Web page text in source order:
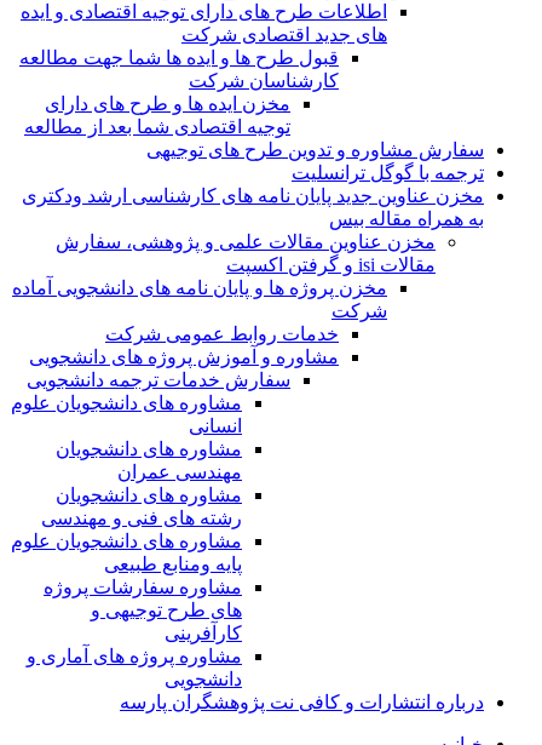
اطلاعات طرح های دارای توجیه اقتصادی و ایده
های جدید اقتصادی شرکت
قبول طرح ها و ایده ها شما جهت مطالعه
کارشناسان شرکت
مخزن ایده ها و طرح های دارای
توجیه اقتصادی شما بعد از مطالعه
سفارش مشاوره و تدوین طرح های توجیهی
ترجمه با گوگل ترانسلیت
مخزن عناوین جدید پایان نامه های کارشناسی ارشد ودکتری
به همراه مقاله بیس
مخزن عناوین مقالات علمی و پژوهشی، سفارش
مقالات isi و گرفتن اکسپت
مخزن پروژه ها و پایان نامه های دانشجویی آماده
شرکت
خدمات روابط عمومی شرکت
مشاوره و آموزش پروژه های دانشجویی
سفارش خدمات ترجمه دانشجویی
مشاوره های دانشجویان علوم
انسانی
مشاوره های دانشجویان
مهندسی عمران
مشاوره های دانشجویان
رشته های فنی و مهندسی
مشاوره های دانشجویان علوم
پایه ومنابع طبیعی
مشاوره سفارشات پروژه
های طرح توجیهی و
کارآفرینی
مشاوره پروژه های آماری و
دانشجویی
درباره انتشارات و کافی نت پژوهشگران پارسه